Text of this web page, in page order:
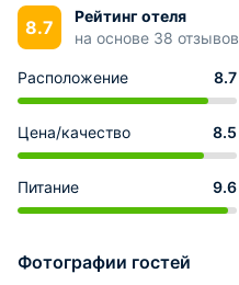
8.7
Рейтинг отеля
на основе 38 отзывов
Расположение 8.7
Цена/качество 8.5
Питание 9.6
Фотографии гостей